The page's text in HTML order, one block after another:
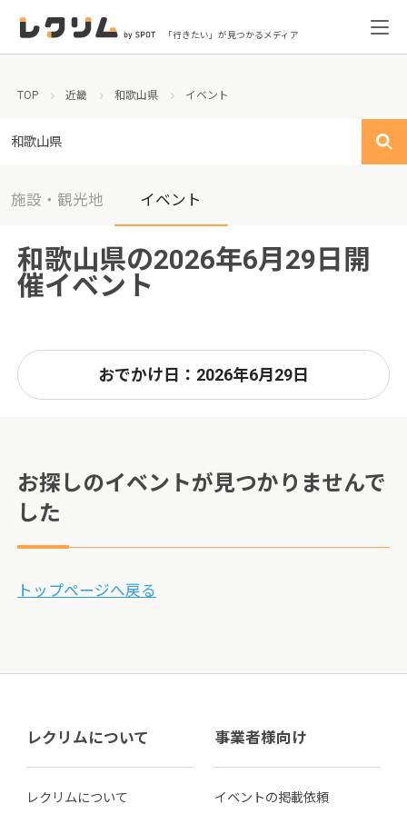
「行きたい」が見つかるメディア
TOP 近畿 和歌山県 イベント
和歌山県
施設・観光地 イベント
和歌山県の2026年6月29日開
催イベント
おでかけ日：2026年6月29日
お探しのイベントが見つかりませんで
した
トップページへ戻る
レクリムについて
レクリムについて
事業者様向け
イベントの掲載依頼